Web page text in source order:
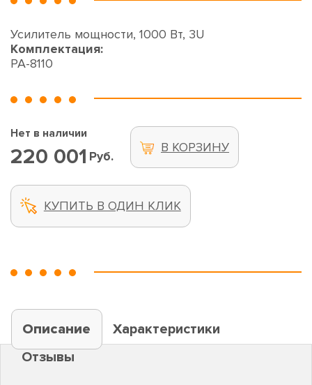
Усилитель мощности, 1000 Вт, 3U
Комплектация:
PA-8110
Нет в наличии
220 001 Руб.
В КОРЗИНУ
КУПИТЬ В ОДИН КЛИК
Описание
Характеристики
Отзывы